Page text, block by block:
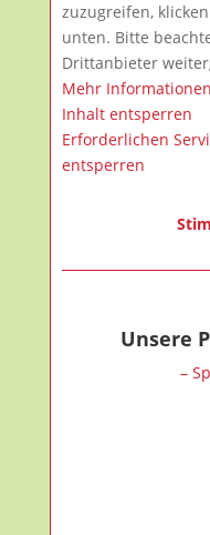
zuzugreifen,
unten. Bitte
Drittanbieter
Mehr Informationen
Inhalt entsperren
Erforderlichen
entsperren
Unsere
–